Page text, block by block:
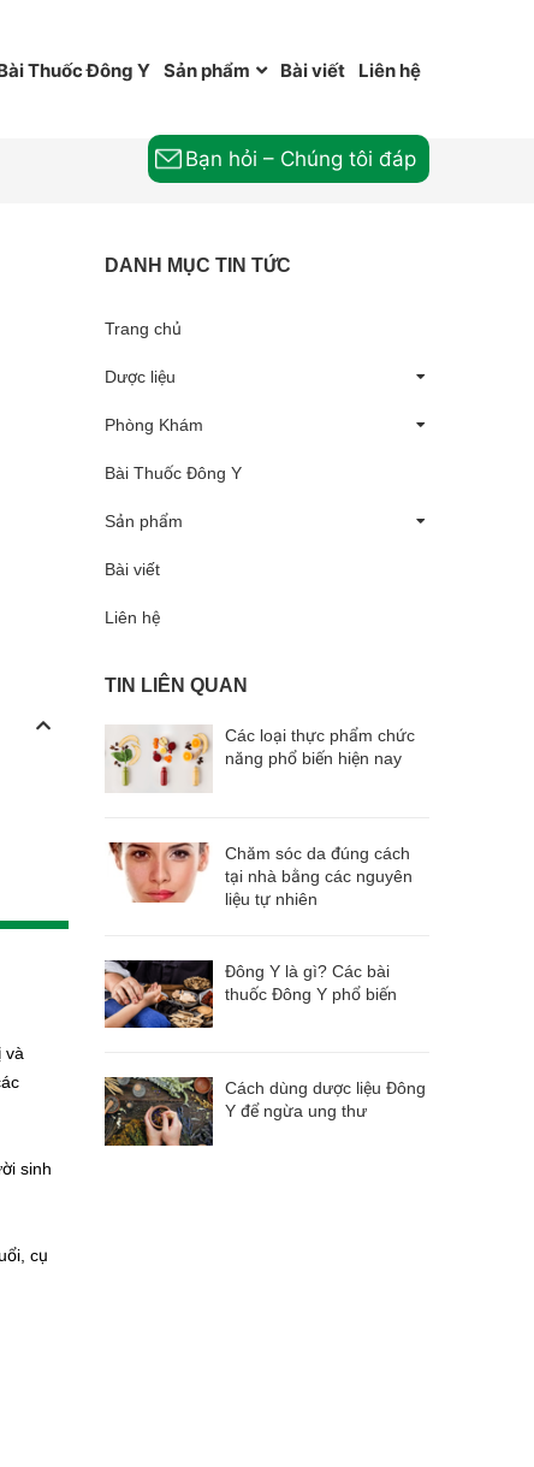
Thuốc Đông Y Sản phẩm Bài viết Liên hệ
Bạn hỏi – Chúng tôi đáp
và
sinh
cụ
DANH MỤC TIN TỨC
Trang chủ
Dược liệu
Phòng Khám
Bài Thuốc Đông Y
Sản phẩm
Bài viết
Liên hệ
TIN LIÊN QUAN
Các loại thực phẩm chức
năng phổ biến hiện nay
Chăm sóc da đúng cách
tại nhà bằng các nguyên
liệu tự nhiên
Đông Y là gì? Các bài
thuốc Đông Y phổ biến
Cách dùng dược liệu Đông
Y để ngừa ung thư